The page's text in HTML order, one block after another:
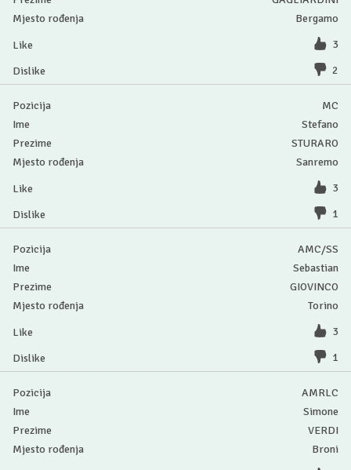
Bergamo
3
2
MC
Stefano
STURARO
Sanremo
3
1
AMC/SS
Sebastian
GIOVINCO
Torino
3
1
AMRLC
Simone
VERDI
Broni